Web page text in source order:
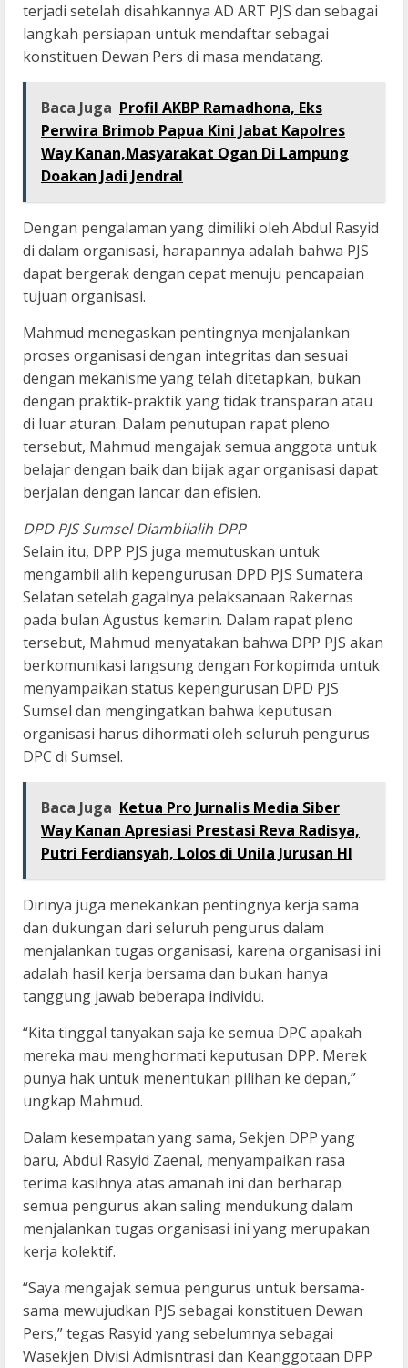
terjadi setelah disahkannya AD ART PJS dan sebagai
langkah persiapan untuk mendaftar sebagai
konstituen Dewan Pers di masa mendatang.
Baca Juga Profil AKBP Ramadhona, Eks
Perwira Brimob Papua Kini Jabat Kapolres
Way Kanan,Masyarakat Ogan Di Lampung
Doakan Jadi Jendral
Dengan pengalaman yang dimiliki oleh Abdul Rasyid
di dalam organisasi, harapannya adalah bahwa PJS
dapat bergerak dengan cepat menuju pencapaian
tujuan organisasi.
Mahmud menegaskan pentingnya menjalankan
proses organisasi dengan integritas dan sesuai
dengan mekanisme yang telah ditetapkan, bukan
dengan praktik-praktik yang tidak transparan atau
di luar aturan. Dalam penutupan rapat pleno
tersebut, Mahmud mengajak semua anggota untuk
belajar dengan baik dan bijak agar organisasi dapat
berjalan dengan lancar dan efisien.
DPD PJS Sumsel Diambilalih DPP
Selain itu, DPP PJS juga memutuskan untuk
mengambil alih kepengurusan DPD PJS Sumatera
Selatan setelah gagalnya pelaksanaan Rakernas
pada bulan Agustus kemarin. Dalam rapat pleno
tersebut, Mahmud menyatakan bahwa DPP PJS akan
berkomunikasi langsung dengan Forkopimda untuk
menyampaikan status kepengurusan DPD PJS
Sumsel dan mengingatkan bahwa keputusan
organisasi harus dihormati oleh seluruh pengurus
DPC di Sumsel.
Baca Juga Ketua Pro Jurnalis Media Siber
Way Kanan Apresiasi Prestasi Reva Radisya,
Putri Ferdiansyah, Lolos di Unila Jurusan HI
Dirinya juga menekankan pentingnya kerja sama
dan dukungan dari seluruh pengurus dalam
menjalankan tugas organisasi, karena organisasi ini
adalah hasil kerja bersama dan bukan hanya
tanggung jawab beberapa individu.
“Kita tinggal tanyakan saja ke semua DPC apakah
mereka mau menghormati keputusan DPP. Merek
punya hak untuk menentukan pilihan ke depan,”
ungkap Mahmud.
Dalam kesempatan yang sama, Sekjen DPP yang
baru, Abdul Rasyid Zaenal, menyampaikan rasa
terima kasihnya atas amanah ini dan berharap
semua pengurus akan saling mendukung dalam
menjalankan tugas organisasi ini yang merupakan
kerja kolektif.
“Saya mengajak semua pengurus untuk bersama-
sama mewujudkan PJS sebagai konstituen Dewan
Pers,” tegas Rasyid yang sebelumnya sebagai
Wasekjen Divisi Admisntrasi dan Keanggotaan DPP